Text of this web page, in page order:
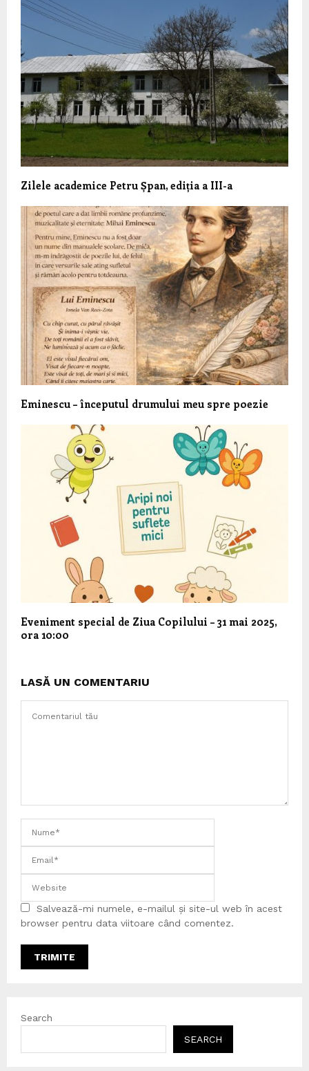
Zilele academice Petru Șpan, ediția a III-a
Eminescu – începutul drumului meu spre poezie
Eveniment special de Ziua Copilului – 31 mai 2025,
ora 10:00
LASĂ UN COMENTARIU
Salvează-mi numele, e-mailul și site-ul web în acest
browser pentru data viitoare când comentez.
Search
SEARCH